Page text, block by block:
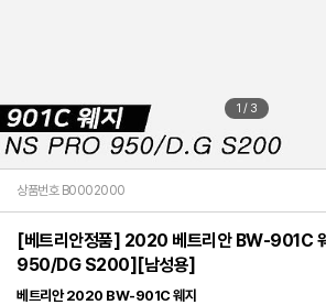
1 / 3
상품번호 B0002000
[베트리안정품] 2020 베트리안 BW-901C
950/DG S200][남성용]
베트리안 2020 BW-901C 웨지